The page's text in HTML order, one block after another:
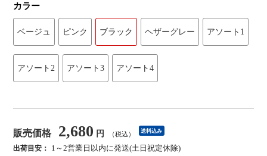
カラー
ベージュ ピンク ブラック ヘザーグレー アソート1
アソート2 アソート3 アソート4
販売価格 2,680 円 （税込） 送料込み
出荷目安：
1～2営業日以内に発送(土日祝定休除)